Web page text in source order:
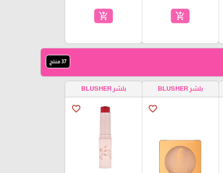
add_shopping_cart
add_shopping_cart
37 منتج
بلشر BLUSHER
favorite_border
بلشر BLUSHER
favorite_border